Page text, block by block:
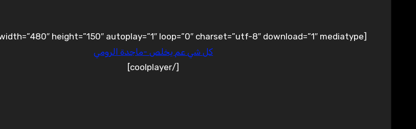
[coolplayer width=”480″ height=”150″ autoplay=”1″ loop=”0″ charset=”utf-8″ download=”1″ mediatype=””]
كل شي عم يخلص -ماجدة الرومي
[/coolplayer]